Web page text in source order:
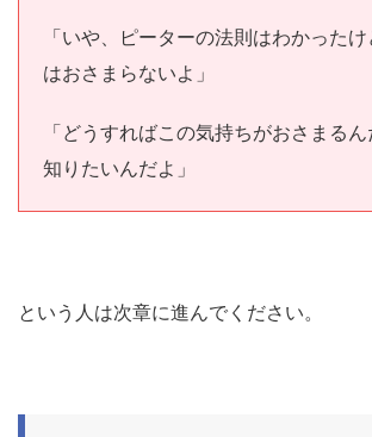
「いや、ピーターの法則はわかった
はおさまらないよ」
「どうすればこの気持ちがおさまる
知りたいんだよ」
という人は次章に進んでください。